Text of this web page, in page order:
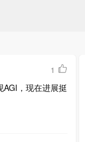
1
AGI，现在进展挺